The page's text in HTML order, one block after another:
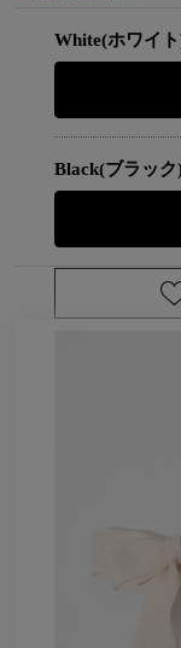
White(ホワイ
Black(ブラック